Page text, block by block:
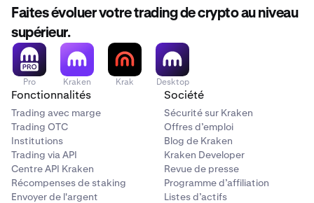
ESX seront liquidés pour les clients de l'EEE et du
Canada.
Les clients détenant des U2U ou des ESX sont
encouragés àretirer ou convertirleurs avoirs avant la
date de liquidation.
Remarque :
Les marchés U2U et ESX sont actuellement
extrêmement limités ou inactifs. Par conséquent, les
prix de liquidation peuvent être nettement inférieurs
aux prix de référence récents et, dans certains cas,
peuvent entraîner des produits minimes ou nuls en
Faites évoluer votre trading de crypto au niveau
supérieur.
Pro Kraken Krak Desktop
Fonctionnalités
Trading avec marge
Trading OTC
Institutions
Trading via API
Centre API Kraken
Récompenses de staking
Envoyer de l'argent
Société
Sécurité sur Kraken
Offres d’emploi
Blog de Kraken
Kraken Developer
Revue de presse
Programme d’affiliation
Listes d’actifs